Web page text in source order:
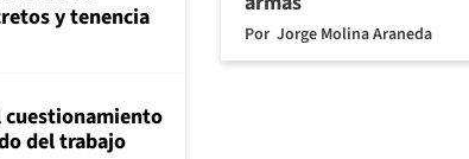
y tenencia
cuestionamiento
del trabajo
Por Jorge Molina Araneda